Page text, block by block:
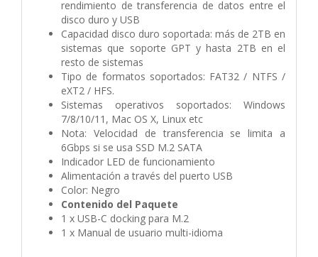
rendimiento de transferencia de datos entre el
disco duro y USB
Capacidad disco duro soportada: más de 2TB en
sistemas que soporte GPT y hasta 2TB en el
resto de sistemas
Tipo de formatos soportados: FAT32 / NTFS /
eXT2 / HFS.
Sistemas operativos soportados: Windows
7/8/10/11, Mac OS X, Linux etc
Nota: Velocidad de transferencia se limita a
6Gbps si se usa SSD M.2 SATA
Indicador LED de funcionamiento
Alimentación a través del puerto USB
Color: Negro
Contenido del Paquete
1 x USB-C docking para M.2
1 x Manual de usuario multi-idioma